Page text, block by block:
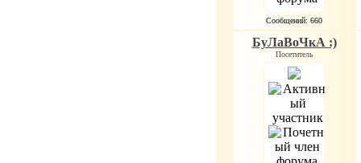
Сообщений: 660
БуЛаВоЧкА :)
Посетитель